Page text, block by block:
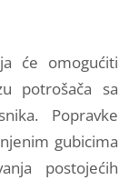
će omogućiti
potrošača sa
Popravke
gubicima
postojećih